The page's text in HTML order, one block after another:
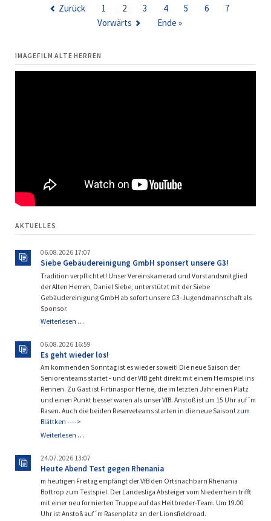
2025
Zurück 1 2 3 4 5 6
7
Vorwärts
Ende »
IMAGEFILM ALTE HERREN
AKTUELLES
06.08.2026 17:07
Siebe Gebäudereinigung GmbH sponsert unsere G3!
Tradition verpflichtet! Unser Vereinskamerad und Vorstandsmitglied
der Alten Herren, Daniel Siebe, unterstützt mit der Siebe
Gebäudereinigung GmbH ab sofort unsere G3-Jugendmannschaft als
Sponsor.
Weiterlesen …Siebe
GmbH
sponsert
unsere
G3!
06.08.2026 16:59
Es geht wieder los!
Am kommenden Sonntag ist es wieder soweit! Die neue Saison der
Seniorenteams startet - und der VfB geht direkt mit einem Heimspiel ins
Rennen. Zu Gast ist Firtinaspor Herne, die im letzten Jahr einen Platz
und einen Punkt besser waren als unser VfB. Anstoß ist um 15 Uhr auf´m
Rasen. Auch die beiden Reserveteams starten in die neue Saison! zum
Blättken ---->
Weiterlesen …
wieder
los!
24.07.2026 13:07
Heute Abend Test gegen Rhenania
m heutigen Freitag empfängt der VfB den Ortsnachbarn Rhenania
Bottrop zum Testspiel. Der Landesliga Absteiger vom Niederrhein trifft
mit einer neu formierten Truppe auf das Heitbreder-Team. Um 19.00
Uhr ist Anstoß auf´m Rasenplatz an der Lionsfieldroad.